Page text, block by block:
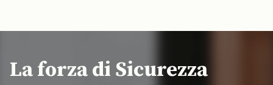
La forza di Sicurezza